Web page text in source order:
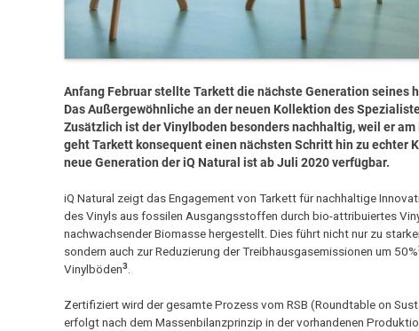
Anfang Februar stellte Tarkett die nächste Generation seines
Das Außergewöhnliche an der neuen Kollektion des
Zusätzlich ist der Vinylboden besonders nachhaltig, weil er
geht Tarkett konsequent einen nächsten Schritt hin zu
neue Generation der iQ Natural ist ab Juli 2020 verfügbar.
iQ Natural zeigt das Engagement von Tarkett für nachhaltige
des Vinyls aus fossilen Ausgangsstoffen durch bio-attribuiertes
nachwachsender Biomasse hergestellt. Dies führt nicht nur zu
sondern auch zur Reduzierung der Treibhausgasemissionen um 50%
Vinylböden3.
Zertifiziert wird der gesamte Prozess vom RSB (Roundtable on
erfolgt nach dem Massenbilanzprinzip in der vorhandenen